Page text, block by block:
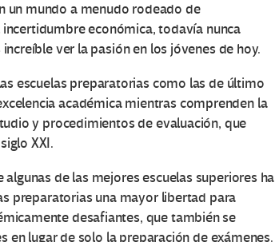
un mundo a menudo rodeado de
económica, todavía nunca
ver la pasión en los jóvenes de hoy.
escuelas preparatorias como las de último
académica mientras comprenden la
y procedimientos de evaluación, que
XXI.
de las mejores escuelas superiores ha
preparatorias una mayor libertad para
desafiantes, que también se
en lugar de solo la preparación de exámenes.